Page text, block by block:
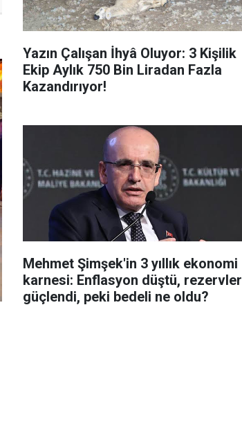
Yazın Çalışan İhyâ Oluyor: 3 Kişilik
Ekip Aylık 750 Bin Liradan Fazla
Kazandırıyor!
Mehmet Şimşek'in 3 yıllık ekonomi
karnesi: Enflasyon düştü, rezervler
güçlendi, peki bedeli ne oldu?